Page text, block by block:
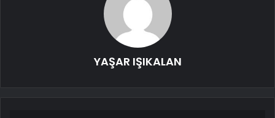
YAŞAR IŞIKALAN